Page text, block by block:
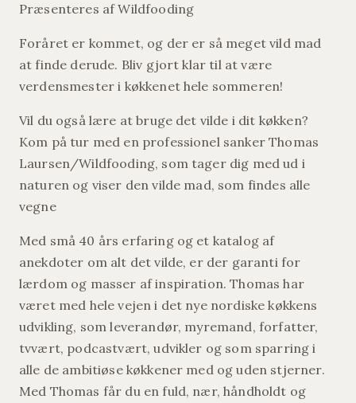
Præsenteres af Wildfooding
Foråret er kommet, og der er så meget vild mad
at finde derude. Bliv gjort klar til at være
verdensmester i køkkenet hele sommeren!
Vil du også lære at bruge det vilde i dit køkken?
Kom på tur med en professionel sanker Thomas
Laursen/Wildfooding, som tager dig med ud i
naturen og viser den vilde mad, som findes alle
vegne
Med små 40 års erfaring og et katalog af
anekdoter om alt det vilde, er der garanti for
lærdom og masser af inspiration. Thomas har
været med hele vejen i det nye nordiske køkkens
udvikling, som leverandør, myremand, forfatter,
tvvært, podcastvært, udvikler og som sparring i
alle de ambitiøse køkkener med og uden stjerner.
Med Thomas får du en fuld, nær, håndholdt og